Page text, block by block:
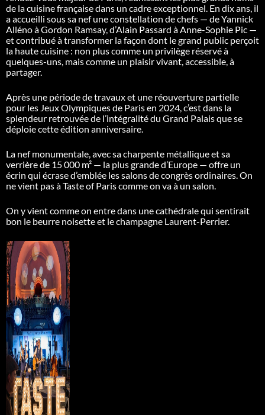
de la cuisine française dans un cadre exceptionnel. En dix ans, il
a accueilli sous sa nef une constellation de chefs — de Yannick
Alléno à Gordon Ramsay, d’Alain Passard à Anne-Sophie Pic —
et contribué à transformer la façon dont le grand public perçoit
la haute cuisine : non plus comme un privilège réservé à
quelques-uns, mais comme un plaisir vivant, accessible, à
partager.
Après une période de travaux et une réouverture partielle
pour les Jeux Olympiques de Paris en 2024, c’est dans la
splendeur retrouvée de l’intégralité du Grand Palais que se
déploie cette édition anniversaire.
La nef monumentale, avec sa charpente métallique et sa
verrière de 15 000 m² — la plus grande d’Europe — offre un
écrin qui écrase d’emblée les salons de congrès ordinaires. On
ne vient pas à Taste of Paris comme on va à un salon.
On y vient comme on entre dans une cathédrale qui sentirait
bon le beurre noisette et le champagne Laurent-Perrier.